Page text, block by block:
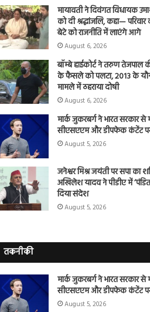
मायावती ने दिवंगत विधायक
को दी श्रद्धांजलि, कहा— परिवार
बेटे को राजनीति में लाएंगे आगे
August 6, 2026
बॉम्बे हाईकोर्ट ने तरुण तेजपाल
के फैसले को पलटा, 2013 के
मामले में ठहराया दोषी
August 6, 2026
मार्क जुकरबर्ग ने भारत सरकार से
सीएसएएम और डीपफेक कंटेंट
August 5, 2026
जनेश्वर मिश्र जयंती पर सपा का
अखिलेश यादव ने पीडीए में
दिया संदेश
August 5, 2026
तकनीकी
मार्क जुकरबर्ग ने भारत सरकार से
सीएसएएम और डीपफेक कंटेंट
August 5, 2026